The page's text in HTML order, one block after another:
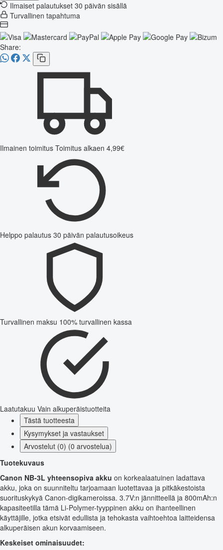
Ilmaiset palautukset 30 päivän sisällä
Turvallinen tapahtuma
Share:
Ilmainen toimitus Toimitus alkaen 4,99€
Helppo palautus 30 päivän palautusoikeus
Turvallinen maksu 100% turvallinen kassa
Laatutakuu Vain alkuperäistuotteita
Tästä tuotteesta
Kysymykset ja vastaukset
Arvostelut (0) (0 arvostelua)
Tuotekuvaus
Canon NB-3L yhteensopiva akku on korkealaatuinen ladattava
akku, joka on suunniteltu tarjoamaan luotettavaa ja pitkäkestoista
suorituskykyä Canon-digikameroissa. 3.7V:n jännitteellä ja 800mAh:n
kapasiteetilla tämä Li-Polymer-tyyppinen akku on ihanteellinen
käyttäjille, jotka etsivät edullista ja tehokasta vaihtoehtoa laitteidensa
alkuperäisen akun korvaamiseen.
Keskeiset ominaisuudet: